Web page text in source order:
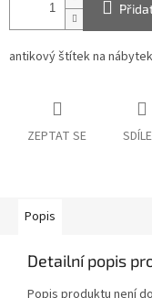
antikový štítek na
ZEPTAT SE
Popis
Detailní popis